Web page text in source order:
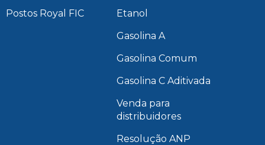
Postos Royal FIC
Etanol
Gasolina A
Gasolina Comum
Gasolina C Aditivada
Venda para
distribuidores
Resolução ANP